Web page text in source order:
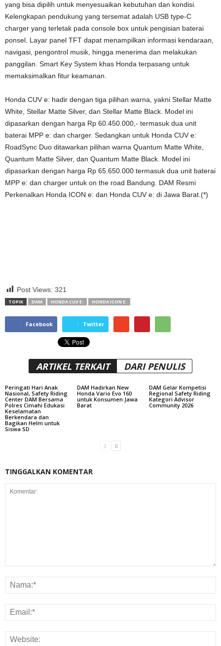
yang bisa dipilih untuk menyesuaikan kebutuhan dan kondisi.
Kelengkapan pendukung yang tersemat adalah USB type-C
charger yang terletak pada console box untuk pengisian baterai
ponsel. Layar panel TFT dapat menampilkan informasi kendaraan,
navigasi, pengontrol musik, hingga menerima dan melakukan
panggilan. Smart Key System khas Honda terpasang untuk
memaksimalkan fitur keamanan.
Honda CUV e: hadir dengan tiga pilihan warna, yakni Stellar Matte
White, Stellar Matte Silver, dan Stellar Matte Black. Model ini
dipasarkan dengan harga Rp 60.450.000,- termasuk dua unit
baterai MPP e: dan charger. Sedangkan untuk Honda CUV e:
RoadSync Duo ditawarkan pilihan warna Quantum Matte White,
Quantum Matte Silver, dan Quantum Matte Black. Model ini
dipasarkan dengan harga Rp 65.650.000 termasuk dua unit baterai
MPP e: dan charger untuk on the road Bandung. DAM Resmi
Perkenalkan Honda ICON e: dan Honda CUV e: di Jawa Barat.(*)
Post Views: 321
TOPIK DAM HONDA CUV E: HONDA ICON E:
Facebook Twitter
ARTIKEL TERKAIT DARI PENULIS
Peringati Hari Anak
Nasional, Safety Riding
Center DAM Bersama
Polres Cimahi Edukasi
Keselamatan
Berkendara dan
Bagikan Helm untuk
Siswa SD
DAM Hadirkan New
Honda Vario Evo 160
untuk Konsumen Jawa
Barat
DAM Gelar Kompetisi
Regional Safety Riding
Kategori Advisor
Community 2026
TINGGALKAN KOMENTAR